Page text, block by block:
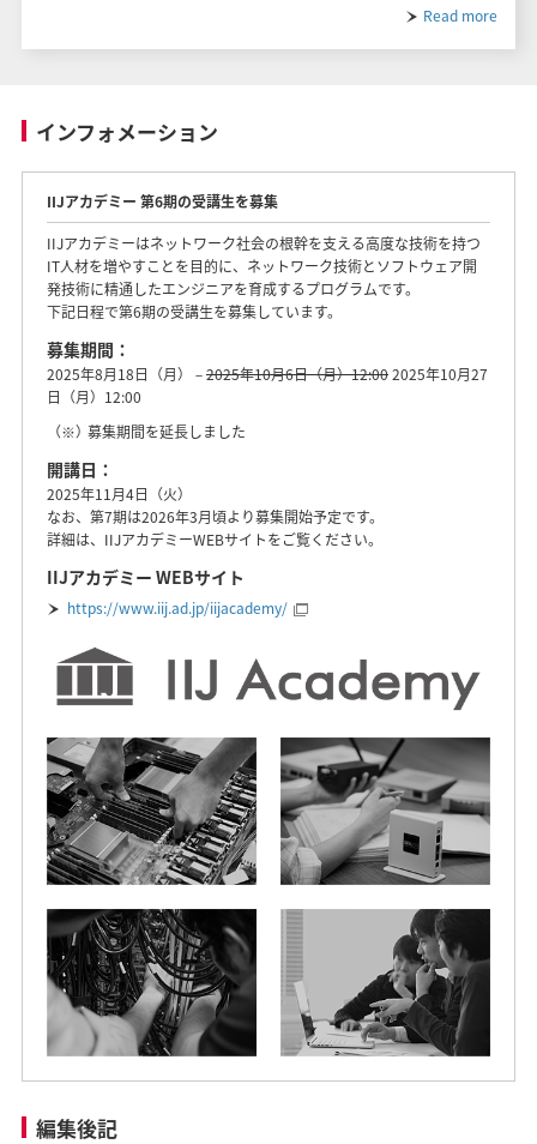
Read more
インフォメーション
IIJアカデミー 第6期の受講生を募集
IIJアカデミーはネットワーク社会の根幹を支える高度な技術を持つ
IT人材を増やすことを目的に、ネットワーク技術とソフトウェア開
発技術に精通したエンジニアを育成するプログラムです。
下記日程で第6期の受講生を募集しています。
募集期間：
2025年8月18日（月）－2025年10月6日（月）12:002025年10月27
日（月）12:00
（※）募集期間を延長しました
開講日：
2025年11月4日（火）
なお、第7期は2026年3月頃より募集開始予定です。
詳細は、IIJアカデミーWEBサイトをご覧ください。
IIJアカデミー WEBサイト
https://www.iij.ad.jp/iijacademy/
編集後記